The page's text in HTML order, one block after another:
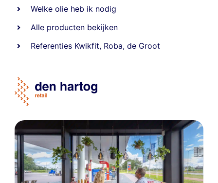
Welke olie heb ik nodig
Alle producten bekijken
Referenties Kwikfit, Roba,de Groot